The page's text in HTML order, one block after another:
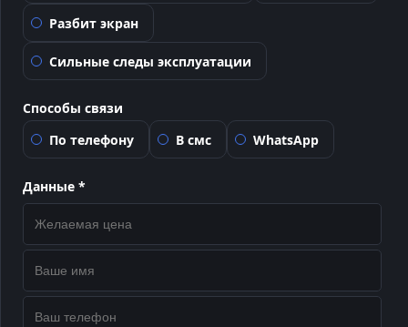
Разбит экран
Сильные следы эксплуатации
Способы связи
По телефону
В смс WhatsApp
Данные *